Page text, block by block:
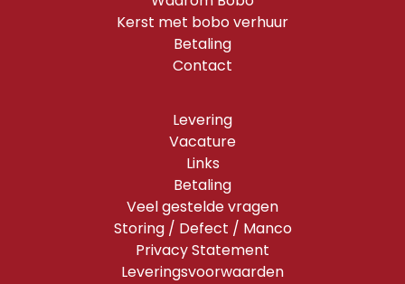
Kerst met bobo verhuur
Betaling
Contact
Levering
Vacature
Links
Betaling
Veel gestelde vragen
Storing / Defect / Manco
Privacy Statement
Leveringsvoorwaarden